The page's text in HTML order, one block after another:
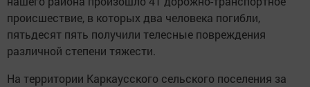
происшествие, в которых два человека погибли,
пятьдесят пять получили телесные повреждения
различной степени тяжести.
На территории Каркаусского сельского поселения за